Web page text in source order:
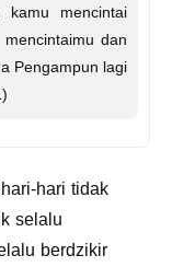
kamu mencintai
dan
Pengampun lagi
hari tidak
selalu
berdzikir